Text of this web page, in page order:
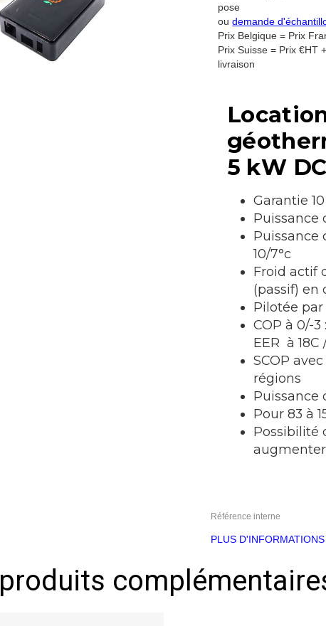
pose
oudemande
Prix Belgique = Prix
Prix Suisse = Prix €HT
livraison
5 kW
Garantie
Puissance
Puissance
10/7°c
Froid actif
(passif) en
Pilotée
COP à 0/-3
EER à 18C
SCOP
régions
Puissance
Pour 83 à
Possibilité
Référence interne
PLUS D'INFORMATIONS
produits